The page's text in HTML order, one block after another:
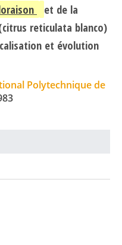
et de la
reticulata blanco)
et évolution
Polytechnique de